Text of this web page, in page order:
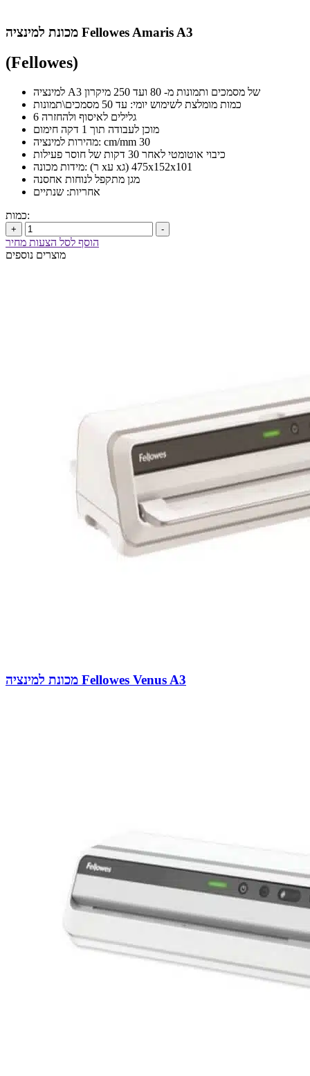
מכונת למינציה Fellowes Amaris A3
(Fellowes)
למינציה A3 של מסמכים ותמונות מ- 80 ועד 250 מיקרון
כמות מומלצת לשימוש יומי: עד 50 מסמכים\תמונות
מוכן לעבודה תוך 1 דקה חימום
מהירות למינציה: cm/mm 30
מידות מכונה: (ר xע xג) 475x152x101
מגן מתקפל לנוחות אחסנה
אחריות: שנתיים
כמות:
+ -
הוסף לסל הצעות מחיר
מוצרים נוספים
מכונת למינציה Fellowes Venus A3